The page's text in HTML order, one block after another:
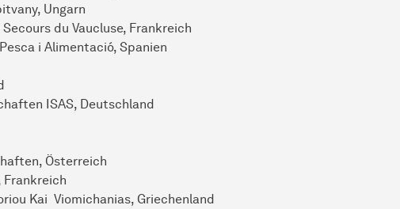
Ungarn
du Vaucluse, Frankreich
i Alimentació, Spanien
ISAS, Deutschland
Österreich
Kai Viomichanias, Griechenland